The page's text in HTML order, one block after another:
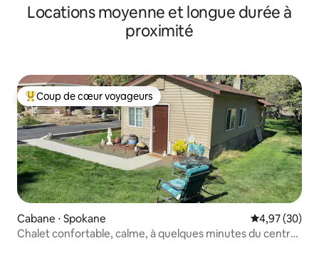
Locations moyenne et longue durée à
proximité
Coups de cœur voyageurs les plus appréciés
Coup de cœur voyageurs
Cabane ⋅ Spokane Évaluation
4,97 (30)
Chalet confortable, calme, à quelques minutes du centre-